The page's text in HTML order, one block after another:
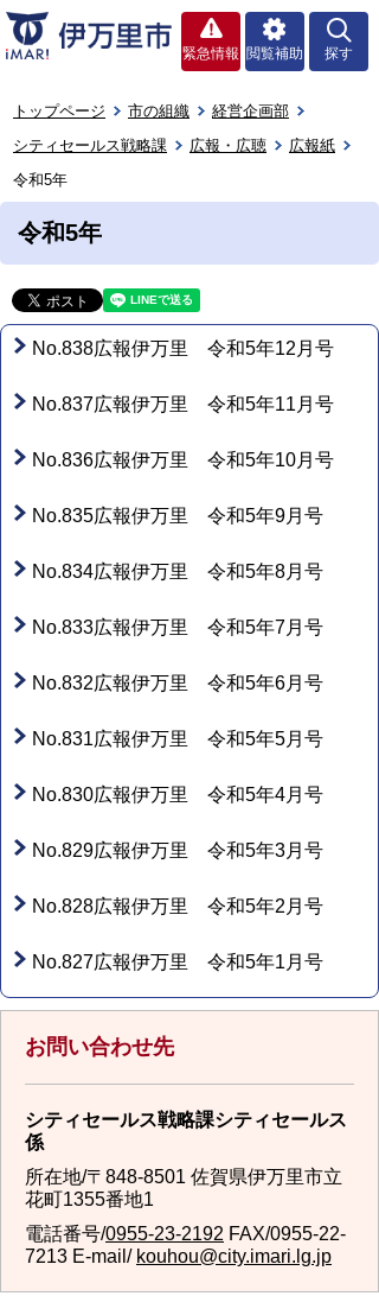
緊急情報 閲覧補助 探す
トップページ 市の組織
経営企画部
シティセールス戦略課
広報・広聴
広報紙
令和5年
令和5年
No.838広報伊万里 令和5年12月号
No.837広報伊万里 令和5年11月号
No.836広報伊万里 令和5年10月号
No.835広報伊万里 令和5年9月号
No.834広報伊万里 令和5年8月号
No.833広報伊万里 令和5年7月号
No.832広報伊万里 令和5年6月号
No.831広報伊万里 令和5年5月号
No.830広報伊万里 令和5年4月号
No.829広報伊万里 令和5年3月号
No.828広報伊万里 令和5年2月号
No.827広報伊万里 令和5年1月号
お問い合わせ先
シティセールス戦略課シティセールス
係
所在地/〒848-8501 佐賀県伊万里市立
花町1355番地1
電話番号/0955-23-2192 FAX/0955-22-
7213 E-mail/ kouhou@city.imari.lg.jp